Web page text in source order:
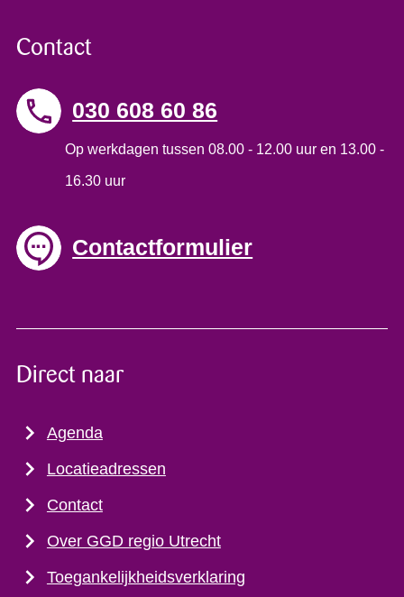
Contact
030 608 60 86
Op werkdagen tussen 08.00 - 12.00 uur en 13.00 -
16.30 uur
Contactformulier
Direct naar
Agenda
Locatieadressen
Contact
Over GGD regio Utrecht
Toegankelijkheidsverklaring